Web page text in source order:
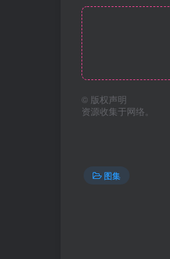
© 版权声明
资源收集于网络。
图集